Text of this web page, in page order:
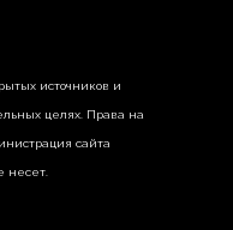
источников и
целях. Права на
сайта
несет.